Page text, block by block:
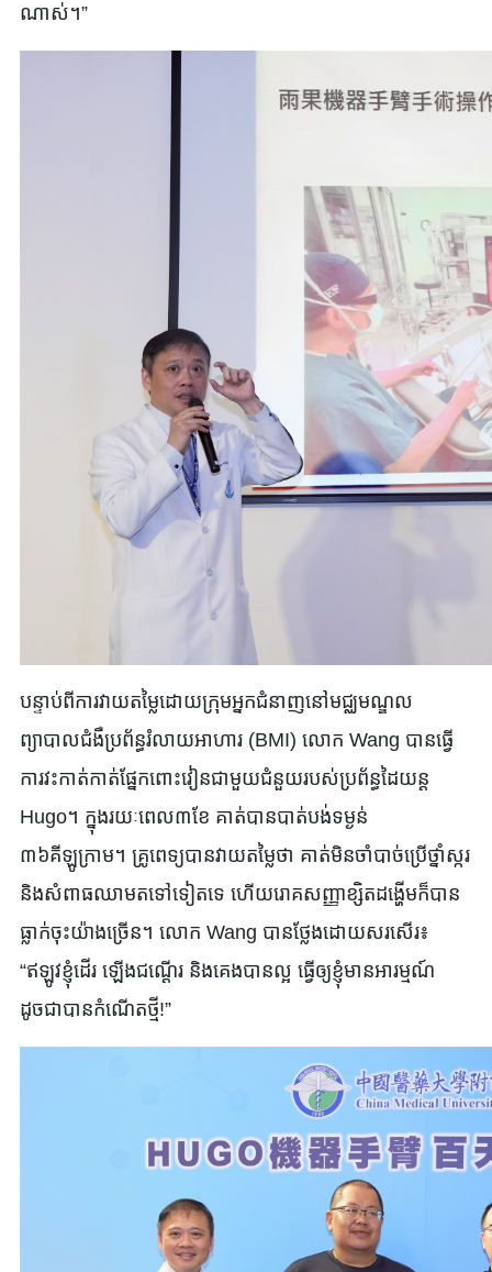
ណាស់។”
បន្ទាប់ពីការវាយតម្លៃដោយក្រុមអ្នកជំនាញនៅមជ្ឈមណ្ឌល
ព្យាបាលជំងឺប្រព័ន្ធរំលាយអាហារ (BMI) លោក Wang បានធ្វើ
ការវះកាត់កាត់ផ្នែកពោះវៀនជាមួយជំនួយរបស់ប្រព័ន្ធដៃយន្ត
Hugo។ ក្នុងរយៈពេល៣ខែ គាត់បានបាត់បង់ទម្ងន់
៣៦គីឡូក្រាម។ គ្រូពេទ្យបានវាយតម្លៃថា គាត់មិនចាំបាច់ប្រើថ្នាំស្ករ
និងសំពាធឈាមតទៅទៀតទេ ហើយរោគសញ្ញាខ្សិតដង្ហើមក៏បាន
ធ្លាក់ចុះយ៉ាងច្រើន។ លោក Wang បានថ្លែងដោយសរសើរ៖
“ឥឡូវខ្ញុំដើរ ឡើងជណ្ដើរ និងគេងបានល្អ ធ្វើឲ្យខ្ញុំមានអារម្មណ៍
ដូចជាបានកំណើតថ្មី!”